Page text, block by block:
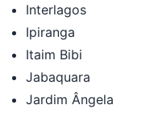
Interlagos
Ipiranga
Itaim Bibi
Jabaquara
Jardim Ângela